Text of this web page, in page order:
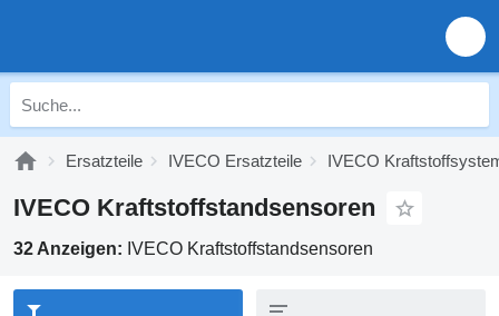
Ersatzteile IVECO Ersatzteile IVECO
IVECO Kraftstoffstandsensoren
32 Anzeigen: IVECO Kraftstoffstandsensoren